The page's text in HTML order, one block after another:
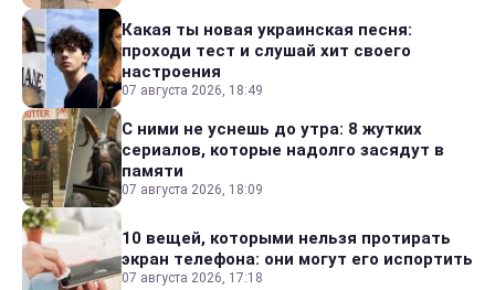
Какая ты новая украинская песня:
проходи тест и слушай хит своего
настроения
07 августа 2026, 18:49
С ними не уснешь до утра: 8 жутких
сериалов, которые надолго засядут в
памяти
07 августа 2026, 18:09
10 вещей, которыми нельзя протирать
экран телефона: они могут его испортить
07 августа 2026, 17:18